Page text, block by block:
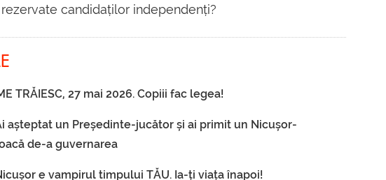
candidaților independenți?
TRĂIESC, 27 mai 2026. Copiii fac legea!
așteptat un Președinte-jucător și ai primit un Nicușor-
de-a guvernarea
e vampirul timpului TĂU. Ia-ți viața înapoi!